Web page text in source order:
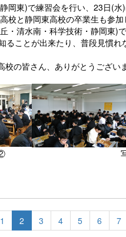
岡東)で練習会を行い、23日(
校と静岡東高校の卒業生も参
・清水南・科学技術・静岡東)
ることが出来たり、普段見慣
の皆さん、ありがとうございま
② 写
1 2 3 4 5 6 7